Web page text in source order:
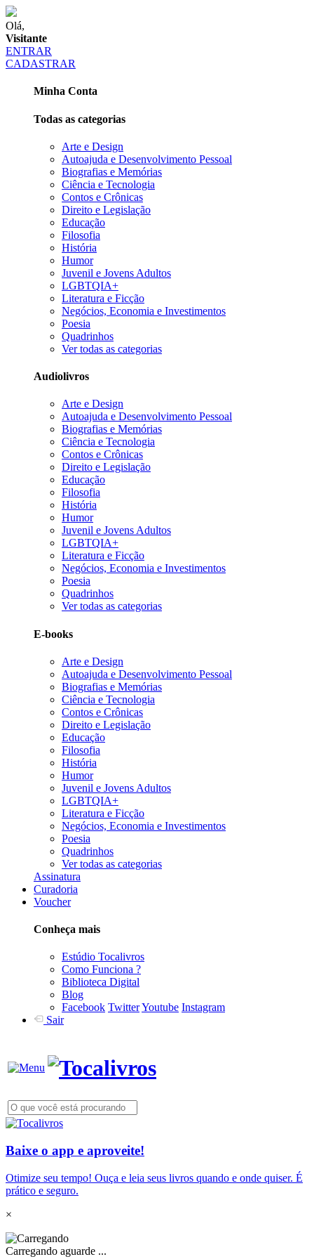
Olá,
Visitante
ENTRAR
CADASTRAR
Minha Conta
Todas as categorias
Arte e Design
Autoajuda e Desenvolvimento Pessoal
Biografias e Memórias
Ciência e Tecnologia
Contos e Crônicas
Direito e Legislação
Educação
Filosofia
História
Humor
Juvenil e Jovens Adultos
LGBTQIA+
Literatura e Ficção
Negócios, Economia e Investimentos
Poesia
Quadrinhos
Ver todas as categorias
Audiolivros
Arte e Design
Autoajuda e Desenvolvimento Pessoal
Biografias e Memórias
Ciência e Tecnologia
Contos e Crônicas
Direito e Legislação
Educação
Filosofia
História
Humor
Juvenil e Jovens Adultos
LGBTQIA+
Literatura e Ficção
Negócios, Economia e Investimentos
Poesia
Quadrinhos
Ver todas as categorias
E-books
Arte e Design
Autoajuda e Desenvolvimento Pessoal
Biografias e Memórias
Ciência e Tecnologia
Contos e Crônicas
Direito e Legislação
Educação
Filosofia
História
Humor
Juvenil e Jovens Adultos
LGBTQIA+
Literatura e Ficção
Negócios, Economia e Investimentos
Poesia
Quadrinhos
Ver todas as categorias
Assinatura
Curadoria
Voucher
Conheça mais
Estúdio Tocalivros
Como Funciona ?
Biblioteca Digital
Blog
Facebook TwitterYoutube Instagram
Sair
Baixe o app e aproveite!
Otimize seu tempo! Ouça e leia seus livros quando e onde quiser. É
prático e seguro.
×
Carregando aguarde ...